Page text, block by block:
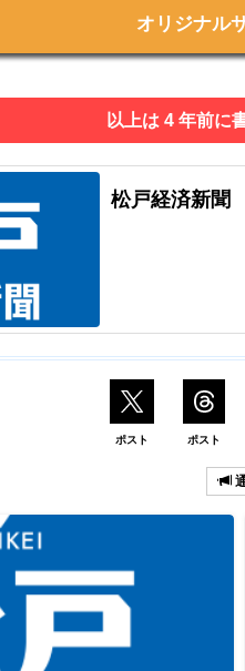
オリジナル
以上は 4 年前に
松戸経済新聞
ポスト ポスト